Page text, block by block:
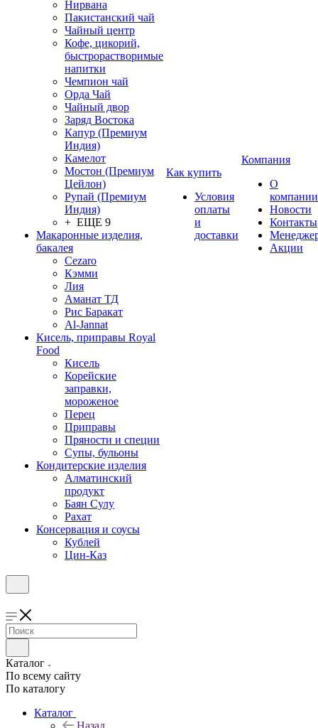
Нирвана
Пакистанский чай
Чайный центр
Кофе, цикорий,
быстрорастворимые
напитки
Чемпион чай
Орда Чай
Чайный двор
Заряд Востока
Капур (Премиум
Индия)
Камелот
Мостон (Премиум
Цейлон)
Рупай (Премиум
Индия)
+ ЕЩЕ 9
Макаронные изделия,
бакалея
Cezaro
Кэмми
Лия
Аманат ТД
Рис Баракат
Al-Jannat
Кисель, приправы Royal
Food
Кисель
Корейские
заправки,
мороженое
Перец
Приправы
Пряности и специи
Супы, бульоны
Кондитерские изделия
Алматинский
продукт
Баян Сулу
Рахат
Консервация и соусы
Кублей
Цин-Каз
Как купить
Условия
оплаты
и
доставки
Компания
О
компании
Новости
Контакты
Акции
Каталог
По всему сайту
По каталогу
Каталог
Назад